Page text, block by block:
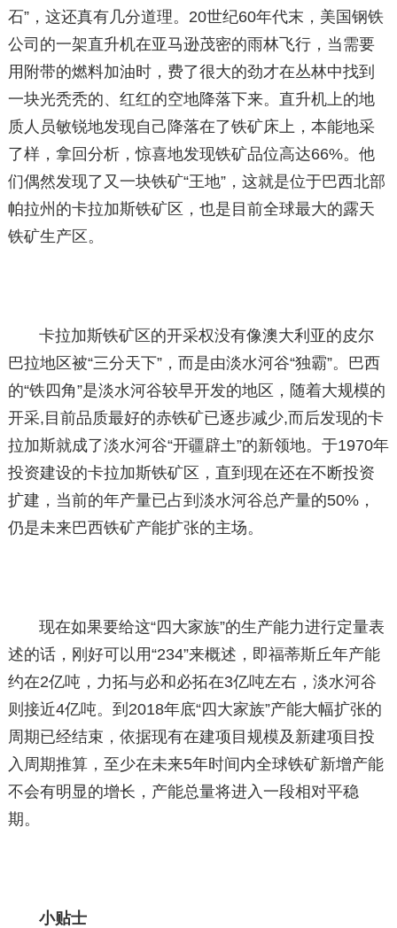
石”，这还真有几分道理。20世纪60年代末，美国钢铁
公司的一架直升机在亚马逊茂密的雨林飞行，当需要
用附带的燃料加油时，费了很大的劲才在丛林中找到
一块光秃秃的、红红的空地降落下来。直升机上的地
质人员敏锐地发现自己降落在了铁矿床上，本能地采
了样，拿回分析，惊喜地发现铁矿品位高达66%。他
们偶然发现了又一块铁矿“王地”，这就是位于巴西北部
帕拉州的卡拉加斯铁矿区，也是目前全球最大的露天
铁矿生产区。
卡拉加斯铁矿区的开采权没有像澳大利亚的皮尔
巴拉地区被“三分天下”，而是由淡水河谷“独霸”。巴西
的“铁四角”是淡水河谷较早开发的地区，随着大规模的
开采,目前品质最好的赤铁矿已逐步减少,而后发现的卡
拉加斯就成了淡水河谷“开疆辟土”的新领地。于1970年
投资建设的卡拉加斯铁矿区，直到现在还在不断投资
扩建，当前的年产量已占到淡水河谷总产量的50%，
仍是未来巴西铁矿产能扩张的主场。
现在如果要给这“四大家族”的生产能力进行定量表
述的话，刚好可以用“234”来概述，即福蒂斯丘年产能
约在2亿吨，力拓与必和必拓在3亿吨左右，淡水河谷
则接近4亿吨。到2018年底“四大家族”产能大幅扩张的
周期已经结束，依据现有在建项目规模及新建项目投
入周期推算，至少在未来5年时间内全球铁矿新增产能
不会有明显的增长，产能总量将进入一段相对平稳
期。
小贴士